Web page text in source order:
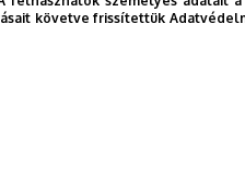
követve frissítettük